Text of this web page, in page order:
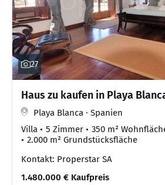
27
Haus zu kaufen in Playa
Playa Blanca · Spanien
Villa
5 Zimmer
350 m²
2.000 m² Grundstücksfläche
Kontakt: Properstar SA
1.480.000 € Kaufpreis